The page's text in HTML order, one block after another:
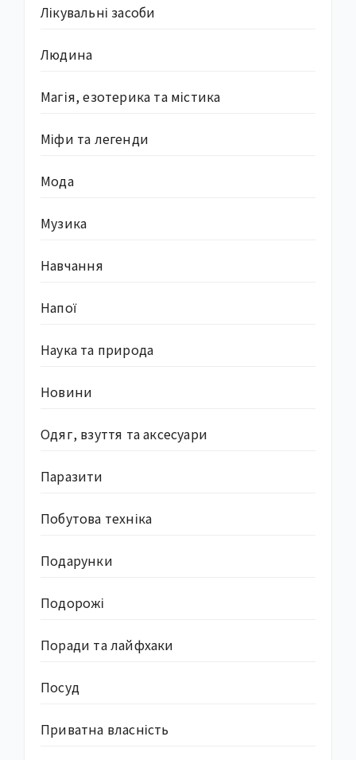
Лікувальні засоби
Людина
Магія, езотерика та містика
Міфи та легенди
Мода
Музика
Навчання
Напої
Наука та природа
Новини
Одяг, взуття та аксесуари
Паразити
Побутова техніка
Подарунки
Подорожі
Поради та лайфхаки
Посуд
Приватна власність